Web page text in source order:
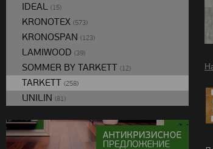
IDEAL (15)
KRONOTEX (573)
KRONOSPAN (123)
LAMIWOOD (39)
SOMMER BY TARKETT (12)
TARKETT (258)
UNILIN (81)